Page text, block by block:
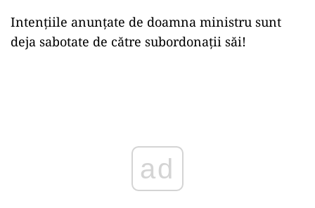
Intențiile anunțate de doamna ministru sunt
deja sabotate de către subordonații săi!